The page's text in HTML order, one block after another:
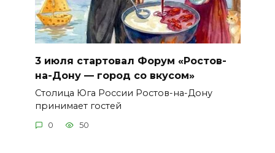
3 июля стартовал Форум «Ростов-
на-Дону — город со вкусом»
Столица Юга России Ростов-на-Дону
принимает гостей
0 50